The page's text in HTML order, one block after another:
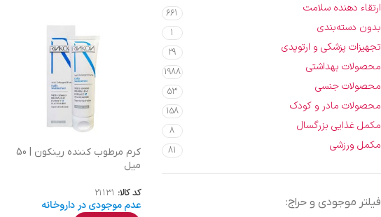
ارتقاء دهنده سلامت 661
بدون دسته‌بندی 1
تجهیزات پزشکی و ارتوپدی 29
محصولات بهداشتی 1988
محصولات جنسی 53
محصولات مادر و کودک 158
مکمل غذایی بزرگسال 8
مکمل ورزشی 81
فیلتر موجودی و حراج:
کرم مرطوب کننده رینکون | 50
میل
کد کالا: 21131
عدم موجودی در داروخانه